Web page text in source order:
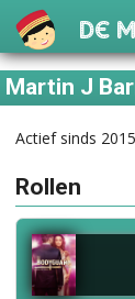
De
Martin J
Actief sinds
Rollen